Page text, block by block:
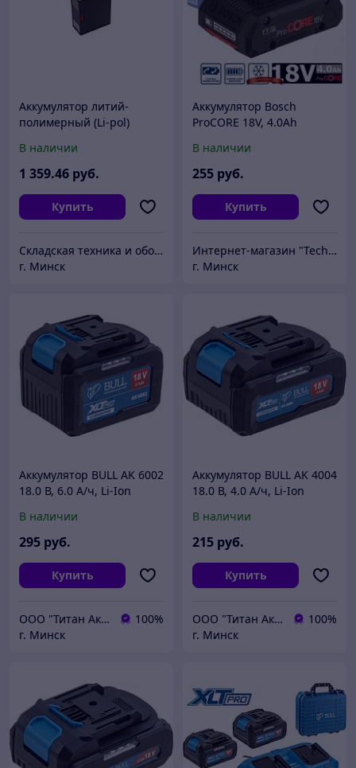
Аккумулятор литий-
полимерный (Li-pol)
тележек PPTH/EPT/EPTH
В наличии
1 359.46 руб.
Купить
Складская техника и оборудование Минск
г. Минск
Аккумулятор Bosch
ProCORE 18V, 4.0Ah
В наличии
255 руб.
Купить
Интернет-магазин "Technobit"
г. Минск
Аккумулятор BULL AK 6002
18.0 В, 6.0 А/ч, Li-Ion
В наличии
295 руб.
Купить
ООО "Титан Актив"
100%
г. Минск
Аккумулятор BULL AK 4004
18.0 В, 4.0 А/ч, Li-Ion
В наличии
215 руб.
Купить
ООО "Титан Актив"
100%
г. Минск